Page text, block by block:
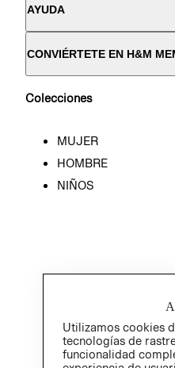
AYUDA
CONVIÉRTETE EN H&M
Colecciones
MUJER
HOMBRE
NIÑOS
Utilizamos cookies
tecnologías de
funcionalidad